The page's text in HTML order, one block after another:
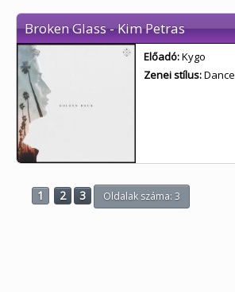
Broken Glass - Kim Petras
Előadó:Kygo
Zenei stílus:Dance
1 2 3 Oldalak száma: 3